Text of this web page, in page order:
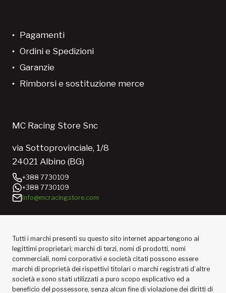
Pagamenti
Ordini e Spedizioni
Garanzie
Rimborsi e sostituzione merce
MC Racing Store Snc
via Sottoprovinciale, 1/8
24021 Albino (BG)
+388 7730109
+388 7730109
info@mcracingstore.com
Tutti i marchi presenti su questo sito internet appartengono ai
legittimi proprietari; marchi di terzi, nomi di prodotti, nomi
commerciali, nomi corporativi e società citati possono essere
marchi di proprietà dei rispettivi titolari o marchi registrati d’altre
società e sono stati utilizzati a puro scopo esplicativo ed a
beneficio del possessore, senza alcun fine di violazione dei diritti di